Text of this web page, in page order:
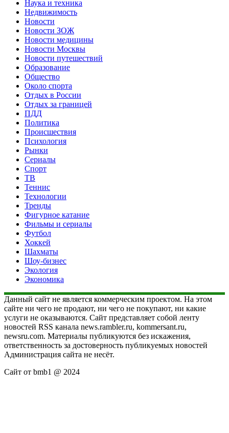
Наука и техника
Недвижимость
Новости
Новости ЗОЖ
Новости медицины
Новости Москвы
Новости путешествий
Образование
Общество
Около спорта
Отдых в России
Отдых за границей
ПДД
Политика
Происшествия
Психология
Рынки
Сериалы
Спорт
ТВ
Теннис
Технологии
Тренды
Фигурное катание
Фильмы и сериалы
Футбол
Хоккей
Шахматы
Шоу-бизнес
Экология
Экономика
Данный сайт не является коммерческим проектом. На этом
сайте ни чего не продают, ни чего не покупают, ни какие
услуги не оказываются. Сайт представляет собой ленту
новостей RSS канала news.rambler.ru, kommersant.ru,
newsru.com. Материалы публикуются без искажения,
ответственность за достоверность публикуемых новостей
Администрация сайта не несёт.
Сайт от bmb1 @ 2024